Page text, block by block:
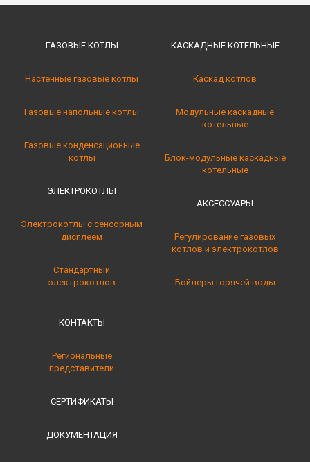
ГАЗОВЫЕ КОТЛЫ
Настенные газовые котлы
Газовые напольные котлы
Газовые конденсационные
котлы
ЭЛЕКТРОКОТЛЫ
Электрокотлы с сенсорным
дисплеем
Стандартный
электрокотлов
КАСКАДНЫЕ КОТЕЛЬНЫE
Каскад котлов
Модульные каскадные
котельные
Блок-модульные каскадные
котельные
АКСЕССУАРЫ
Регулирование газовых
котлов и электрокотлов
Бойлеры горячей воды
КОНТАКТЫ
Региональные
представители
СЕРТИФИКАТЫ
ДОКУМЕНТАЦИЯ